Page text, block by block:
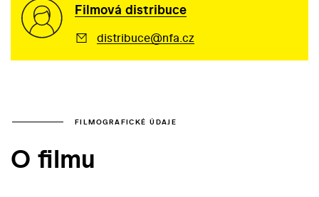
Filmová distribuce
distribuce@nfa.cz
FILMOGRAFICKÉ ÚDAJE
O filmu